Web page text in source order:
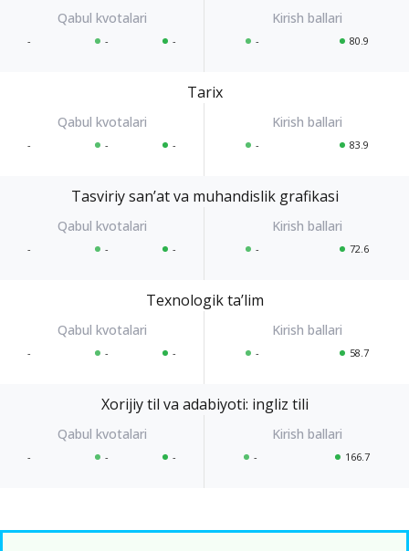
- - - - 80.9
Tarix
- - - - 83.9
Tasviriy sanʼat va muhandislik grafikasi
- - - - 72.6
Texnologik taʼlim
- - - - 58.7
Xorijiy til va adabiyoti: ingliz tili
- - - - 166.7